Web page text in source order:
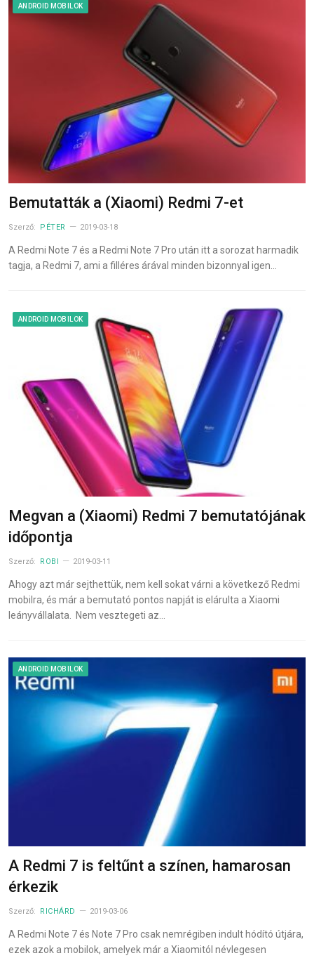
ANDROID MOBILOK
Bemutatták a (Xiaomi) Redmi 7-et
Szerző: PÉTER 2019-03-18
A Redmi Note 7 és a Redmi Note 7 Pro után itt a sorozat harmadik
tagja, a Redmi 7, ami a filléres árával minden bizonnyal igen…
ANDROID MOBILOK
Megvan a (Xiaomi) Redmi 7 bemutatójának
időpontja
Szerző: ROBI 2019-03-11
Ahogy azt már sejthettük, nem kell sokat várni a következő Redmi
mobilra, és már a bemutató pontos napját is elárulta a Xiaomi
leányvállalata. Nem vesztegeti az…
ANDROID MOBILOK
A Redmi 7 is feltűnt a színen, hamarosan
érkezik
Szerző: RICHÁRD 2019-03-06
A Redmi Note 7 és Note 7 Pro csak nemrégiben indult hódító útjára,
ezek azok a mobilok, amelyek már a Xiaomitól névlegesen